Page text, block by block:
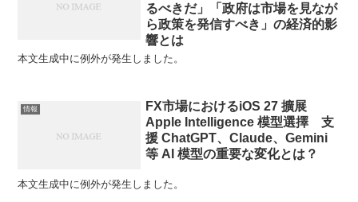
るべきだ」「政府は市場を見なが
ら政策を発信すべき」の経済的影
響とは
本文生成中に例外が発生しました。
情報
FX市場におけるiOS 27 擴展
Apple Intelligence 模型選擇 支
援 ChatGPT、Claude、Gemini
等 AI 模型の重要な変化とは？
本文生成中に例外が発生しました。